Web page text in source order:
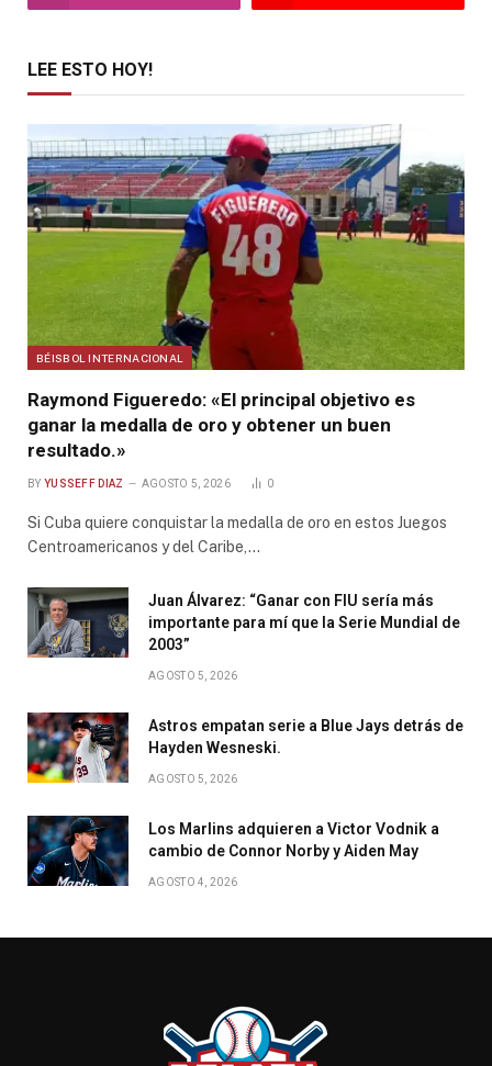
LEE ESTO HOY!
BÉISBOL INTERNACIONAL
Raymond Figueredo: «El principal objetivo es
ganar la medalla de oro y obtener un buen
resultado.»
BY YUSSEFF DIAZ AGOSTO 5, 2026 0
Si Cuba quiere conquistar la medalla de oro en estos Juegos
Centroamericanos y del Caribe,…
Juan Álvarez: “Ganar con FIU sería más
importante para mí que la Serie Mundial de
2003”
AGOSTO 5, 2026
Astros empatan serie a Blue Jays detrás de
Hayden Wesneski.
AGOSTO 5, 2026
Los Marlins adquieren a Victor Vodnik a
cambio de Connor Norby y Aiden May
AGOSTO 4, 2026